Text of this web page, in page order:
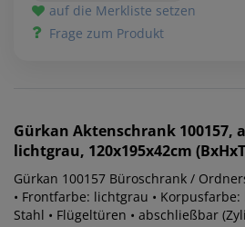
auf die Merkliste setzen
Frage zum Produkt
Gürkan Aktenschrank 100157,
lichtgrau, 120x195x42cm
Gürkan 100157 Büroschrank /
• Frontfarbe: lichtgrau •
Stahl • Flügeltüren • abschließbar